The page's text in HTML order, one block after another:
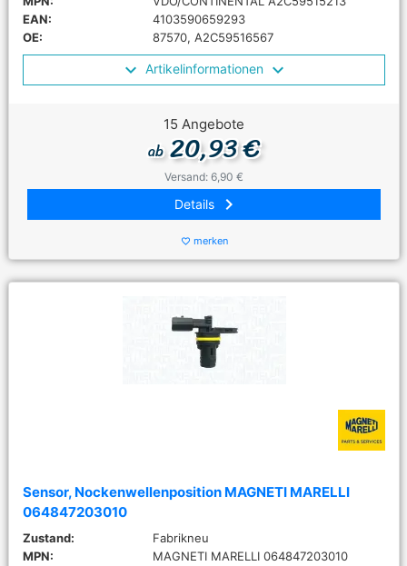
EAN:
4103590659293
OE:
87570, A2C59516567
Artikelinformationen
15 Angebote
ab20,93 €
Versand: 6,90 €
Details keyboard_arrow_right
favorite_border merken
Sensor, Nockenwellenposition MAGNETI MARELLI
064847203010
Zustand:
Fabrikneu
MPN:
MAGNETI MARELLI 064847203010